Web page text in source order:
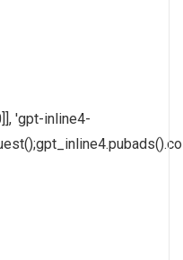
'gpt-inline4-